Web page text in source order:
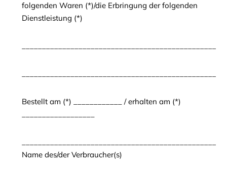
folgenden Waren (*)/die Erbringung der folgenden
Dienstleistung (*)
Bestellt am (*) ____________ / erhalten am (*)
Name des/der Verbraucher(s)